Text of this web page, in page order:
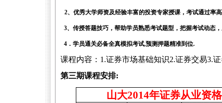
2、优秀大学师资及经验丰富的投资专家授课，考试通过率高
3、传授答题技巧，帮助学员熟悉考试题型，把握考试动态
4．学员通关必备全真模拟考试,预测押题精准到位.
课程内容： 1.证券市场基础知识2.证券交易3.
第三期课程安排:
山大2014年证券从业资